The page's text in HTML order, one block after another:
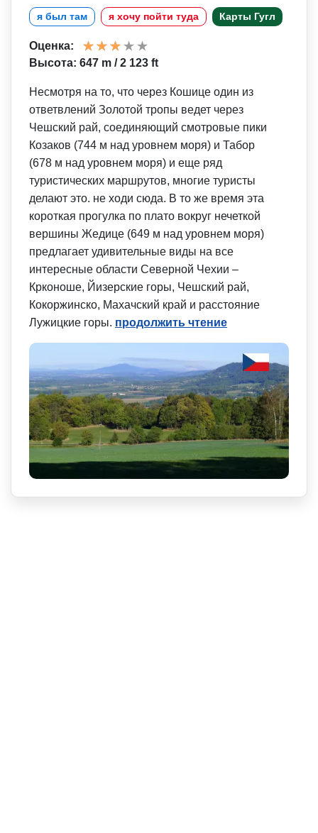
я был там я хочу пойти туда Карты Гугл
Оценка:
Высота: 647 m / 2 123 ft
Несмотря на то, что через Кошице один из
ответвлений Золотой тропы ведет через
Чешский рай, соединяющий смотровые пики
Козаков (744 м над уровнем моря) и Табор
(678 м над уровнем моря) и еще ряд
туристических маршрутов, многие туристы
делают это. не ходи сюда. В то же время эта
короткая прогулка по плато вокруг нечеткой
вершины Жедице (649 м над уровнем моря)
предлагает удивительные виды на все
интересные области Северной Чехии –
Крконоше, Йизерские горы, Чешский рай,
Кокоржинско, Махачский край и расстояние
Лужицкие горы. продолжить чтение